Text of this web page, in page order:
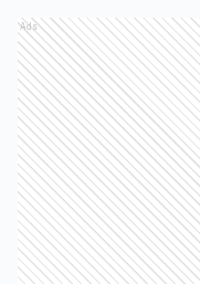
Ads